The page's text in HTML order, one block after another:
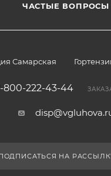
ЧАСТЫЕ ВОПРОСЫ
Самарская
800-222-43-44
НА